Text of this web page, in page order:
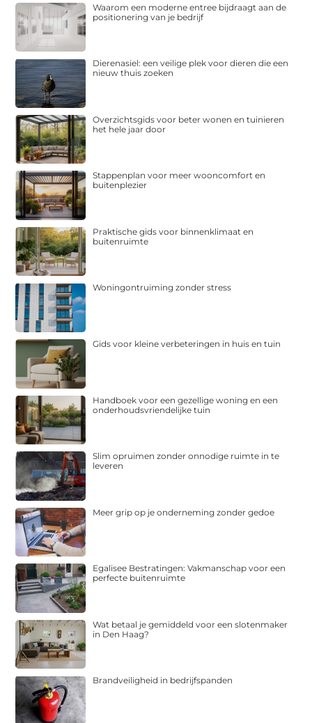
Waarom een moderne entree bijdraagt aan de
positionering van je bedrijf
Dierenasiel: een veilige plek voor dieren die een
nieuw thuis zoeken
Overzichtsgids voor beter wonen en tuinieren
het hele jaar door
Stappenplan voor meer wooncomfort en
buitenplezier
Praktische gids voor binnenklimaat en
buitenruimte
Woningontruiming zonder stress
Gids voor kleine verbeteringen in huis en tuin
Handboek voor een gezellige woning en een
onderhoudsvriendelijke tuin
Slim opruimen zonder onnodige ruimte in te
leveren
Meer grip op je onderneming zonder gedoe
Egalisee Bestratingen: Vakmanschap voor een
perfecte buitenruimte
Wat betaal je gemiddeld voor een slotenmaker
in Den Haag?
Brandveiligheid in bedrijfspanden